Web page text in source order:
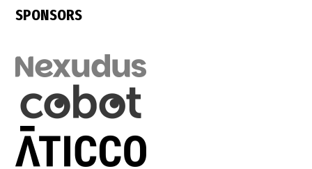
SPONSORS